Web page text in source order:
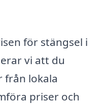
för stängsel i
vi att du
lokala
priser och